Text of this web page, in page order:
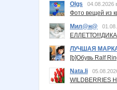
Olgs
04.08.2026
Фото вещей из
Мил@н@
ЛУЧШАЯ
[b]Обувь Ralf
Nata.li